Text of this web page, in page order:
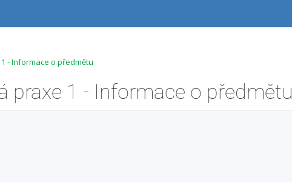
- Informace o předmětu
praxe 1 - Informace o předmětu